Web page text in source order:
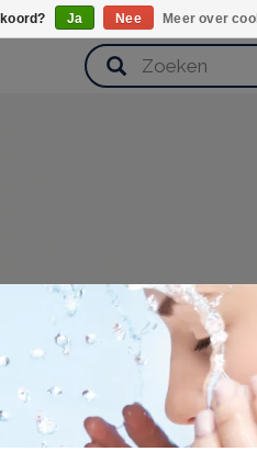
Huidverzorging
Ja Nee Meer over